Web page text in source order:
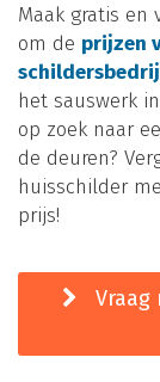
Maak gratis en
om de prijzen
het sauswerk
op zoek naar
de deuren?
huisschilder
prijs!